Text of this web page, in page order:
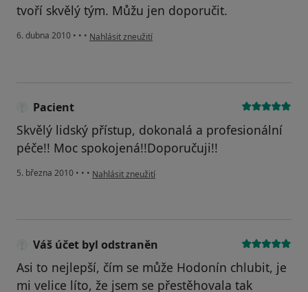
tvoří skvělý tým. Můžu jen doporučit.
6. dubna 2010 • • • podle názoru uživatele Pacient
Nahlásit zneužití
Pacient
Skvělý lidský přístup, dokonalá a profesionální
péče!! Moc spokojená!!Doporučuji!!
5. března 2010 • • • podle názoru uživatele Pacient
Nahlásit zneužití
Váš účet byl odstraněn
Asi to nejlepší, čím se může Hodonín chlubit, je
mi velice líto, že jsem se přestěhovala tak